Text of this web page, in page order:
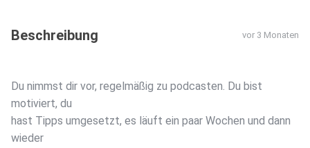
Beschreibung vor 3 Monaten
Du nimmst dir vor, regelmäßig zu podcasten. Du bist
motiviert, du
hast Tipps umgesetzt, es läuft ein paar Wochen und dann
wieder